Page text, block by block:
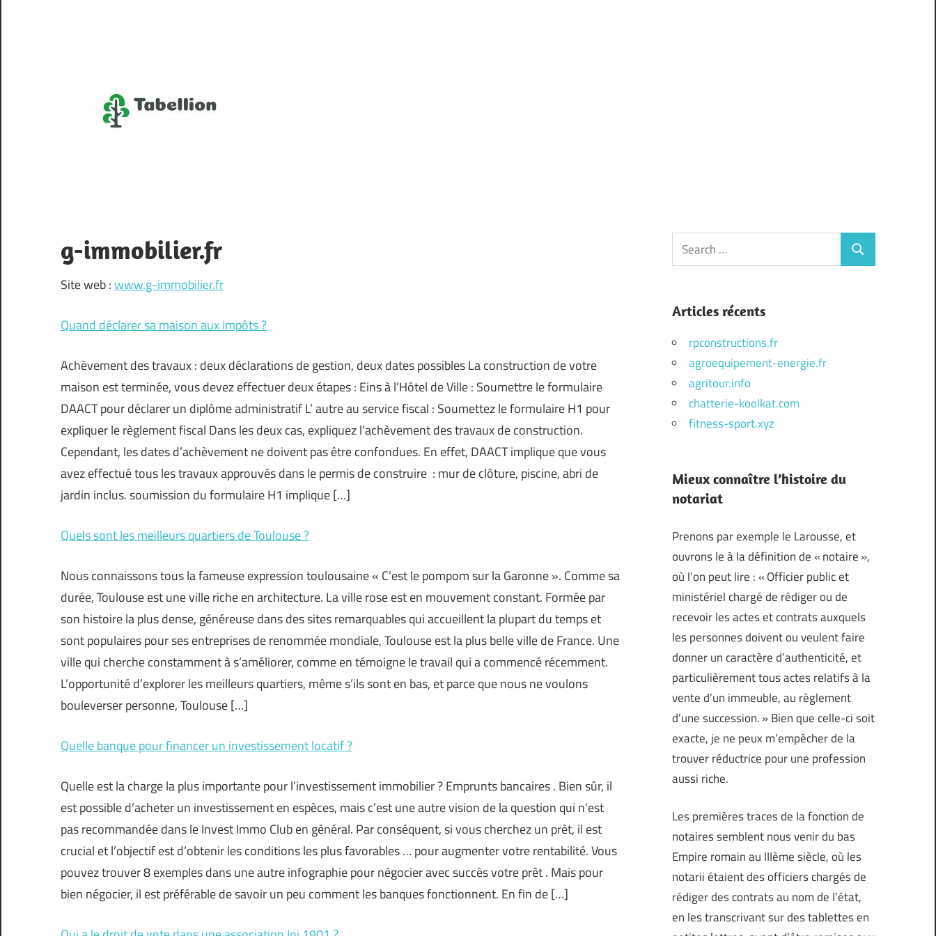
Web
g-immobilier.fr
Site web :www.g-immobilier.fr
Quand déclarer sa maison aux impôts ?
Achèvement des travaux : deux déclarations de gestion, deux dates possibles La construction de votre
maison est terminée, vous devez effectuer deux étapes : Eins à l’Hôtel de Ville : Soumettre le formulaire
DAACT pour déclarer un diplôme administratif L’ autre au service fiscal : Soumettez le formulaire H1 pour
expliquer le règlement fiscal Dans les deux cas, expliquez l’achèvement des travaux de construction.
Cependant, les dates d’achèvement ne doivent pas être confondues. En effet, DAACT implique que vous
avez effectué tous les travaux approuvés dans le permis de construire : mur de clôture, piscine, abri de
jardin inclus. soumission du formulaire H1 implique […]
Quels sont les meilleurs quartiers de Toulouse ?
Nous connaissons tous la fameuse expression toulousaine « C’est le pompom sur la Garonne ». Comme sa
durée, Toulouse est une ville riche en architecture. La ville rose est en mouvement constant. Formée par
son histoire la plus dense, généreuse dans des sites remarquables qui accueillent la plupart du temps et
sont populaires pour ses entreprises de renommée mondiale, Toulouse est la plus belle ville de France. Une
ville qui cherche constamment à s’améliorer, comme en témoigne le travail qui a commencé récemment.
L’opportunité d’explorer les meilleurs quartiers, même s’ils sont en bas, et parce que nous ne voulons
bouleverser personne, Toulouse […]
Quelle banque pour financer un investissement locatif ?
Quelle est la charge la plus importante pour l’investissement immobilier ? Emprunts bancaires . Bien sûr, il
est possible d’acheter un investissement en espèces, mais c’est une autre vision de la question qui n’est
pas recommandée dans le Invest Immo Club en général. Par conséquent, si vous cherchez un prêt, il est
crucial et l’objectif est d’obtenir les conditions les plus favorables … pour augmenter votre rentabilité. Vous
pouvez trouver 8 exemples dans une autre infographie pour négocier avec succès votre prêt . Mais pour
bien négocier, il est préférable de savoir un peu comment les banques fonctionnent. En fin de […]
Search
for:
Search
Articles récents
rpconstructions.fr
agroequipement-energie.fr
agritour.info
chatterie-koolkat.com
fitness-sport.xyz
Mieux connaître l’histoire du
notariat
Prenons par exemple le Larousse, et
ouvrons le à la définition de « notaire »,
où l’on peut lire : « Officier public et
ministériel chargé de rédiger ou de
recevoir les actes et contrats auxquels
les personnes doivent ou veulent faire
donner un caractère d’authenticité, et
particulièrement tous actes relatifs à la
vente d’un immeuble, au règlement
d’une succession. » Bien que celle-ci soit
exacte, je ne peux m’empêcher de la
trouver réductrice pour une profession
aussi riche.
Les premières traces de la fonction de
notaires semblent nous venir du bas
Empire romain au IIIème siècle, où les
notarii étaient des officiers chargés de
rédiger des contrats au nom de l’état,
en les transcrivant sur des tablettes en